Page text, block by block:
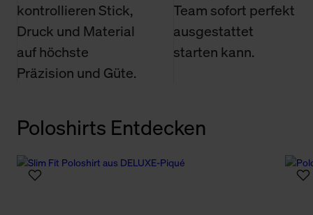
kontrollieren Stick,
Druck und Material
auf höchste
Präzision und Güte.
Team sofort perfekt
ausgestattet
starten kann.
Poloshirts Entdecken